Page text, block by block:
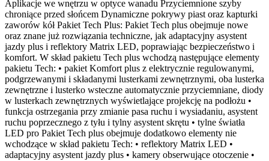
Aplikacje we wnętrzu w optyce wanadu Przyciemnione szyby
chroniące przed słońcem Dynamiczne pokrywy piast oraz kapturki
zaworów kół Pakiet Tech Plus: Pakiet Tech plus obejmuje nowe
oraz znane już rozwiązania techniczne, jak adaptacyjny asystent
jazdy plus i reflektory Matrix LED, poprawiając bezpieczeństwo i
komfort. W skład pakietu Tech plus wchodzą następujące elementy
pakietu Tech: • pakiet Komfort plus z elektrycznie regulowanymi,
podgrzewanymi i składanymi lusterkami zewnętrznymi, oba lusterka
zewnętrzne i lusterko wsteczne automatycznie przyciemniane, diody
w lusterkach zewnętrznych wyświetlające projekcję na podłożu •
funkcja ostrzegania przy zmianie pasa ruchu i wysiadaniu, asystent
ruchu poprzecznego z tyłu i tylny asystent skrętu • tylne światła
LED pro Pakiet Tech plus obejmuje dodatkowo elementy nie
wchodzące w skład pakietu Tech: • reflektory Matrix LED •
adaptacyjny asystent jazdy plus • kamery obserwujące otoczenie •